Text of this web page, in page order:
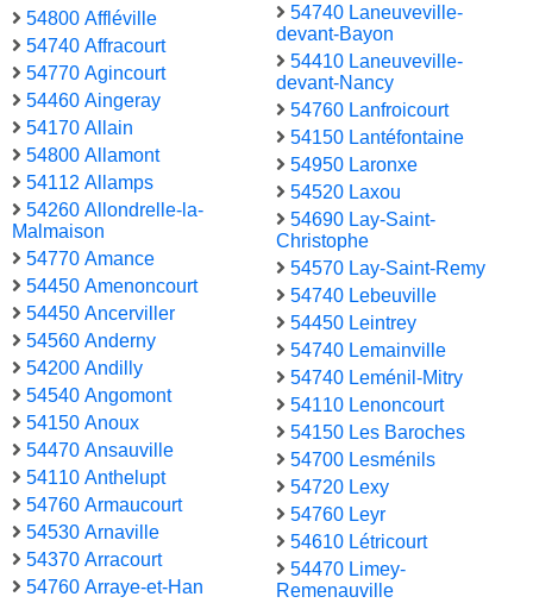
54800 Affléville
54740 Affracourt
54770 Agincourt
54460 Aingeray
54170 Allain
54800 Allamont
54112 Allamps
54260 Allondrelle-la-
Malmaison
54770 Amance
54450 Amenoncourt
54450 Ancerviller
54560 Anderny
54200 Andilly
54540 Angomont
54150 Anoux
54470 Ansauville
54110 Anthelupt
54760 Armaucourt
54530 Arnaville
54370 Arracourt
54760 Arraye-et-Han
54740 Laneuveville-
devant-Bayon
54410 Laneuveville-
devant-Nancy
54760 Lanfroicourt
54150 Lantéfontaine
54950 Laronxe
54520 Laxou
54690 Lay-Saint-
Christophe
54570 Lay-Saint-Remy
54740 Lebeuville
54450 Leintrey
54740 Lemainville
54740 Leménil-Mitry
54110 Lenoncourt
54150 Les Baroches
54700 Lesménils
54720 Lexy
54760 Leyr
54610 Létricourt
54470 Limey-
Remenauville